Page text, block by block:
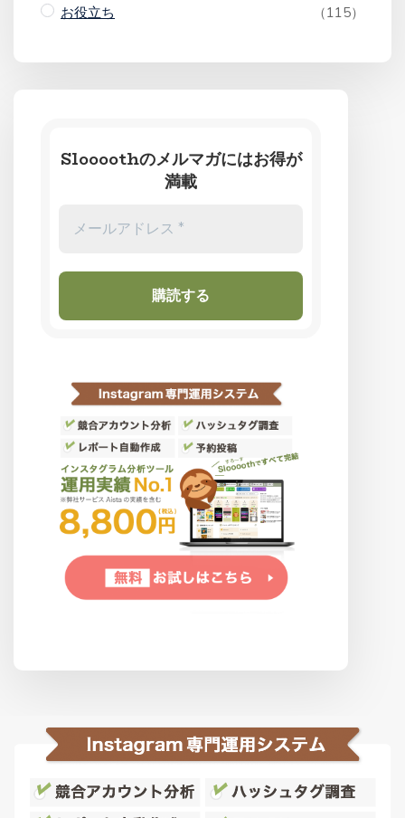
お役立ち （115）